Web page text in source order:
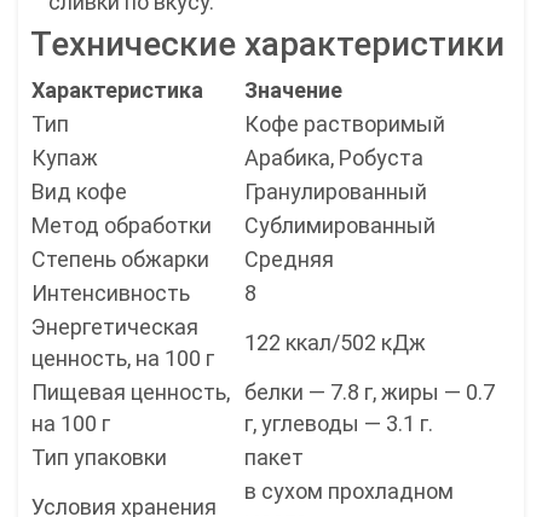
Технические характеристики
Характеристика
Значение
Тип
Кофе растворимый
Купаж
Арабика, Робуста
Вид кофе
Гранулированный
Метод обработки
Сублимированный
Степень обжарки
Средняя
Интенсивность
8
Энергетическая
ценность, на 100 г
122 ккал/502 кДж
Пищевая ценность,
на 100 г
белки — 7.8 г, жиры — 0.7
г, углеводы — 3.1 г.
Тип упаковки
пакет
Условия хранения
в сухом прохладном